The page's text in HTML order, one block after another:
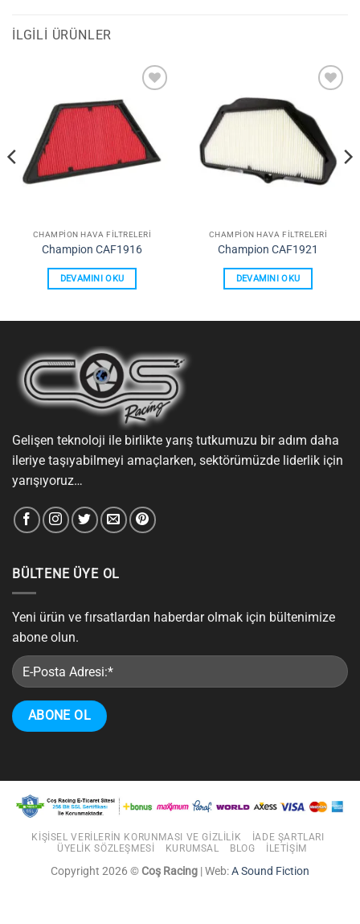
İLGILI ÜRÜNLER
Favorilerime
Ekle
CHAMPION HAVA FILTRELERI
Champion CAF1916
DEVAMINI OKU
Favorilerime
Ekle
CHAMPION HAVA FILTRELERI
Champion CAF1921
DEVAMINI OKU
Gelişen teknoloji ile birlikte yarış tutkumuzu bir adım daha
ileriye taşıyabilmeyi amaçlarken, sektörümüzde liderlik için
yarışıyoruz…
BÜLTENE ÜYE OL
Yeni ürün ve fırsatlardan haberdar olmak için bültenimize
abone olun.
KIŞISEL VERILERIN KORUNMASI VE GIZLILIK
İADE ŞARTLARI
ÜYELIK SÖZLEŞMESI
KURUMSAL BLOG İLETIŞIM
Copyright 2026 © Coş Racing | Web:A Sound Fiction